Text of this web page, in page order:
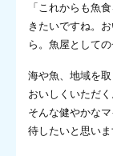
「これからも魚
きたいですね。
ら。魚屋として
海や魚、地域を
おいしくいただく
そんな健やかな
待したいと思いま